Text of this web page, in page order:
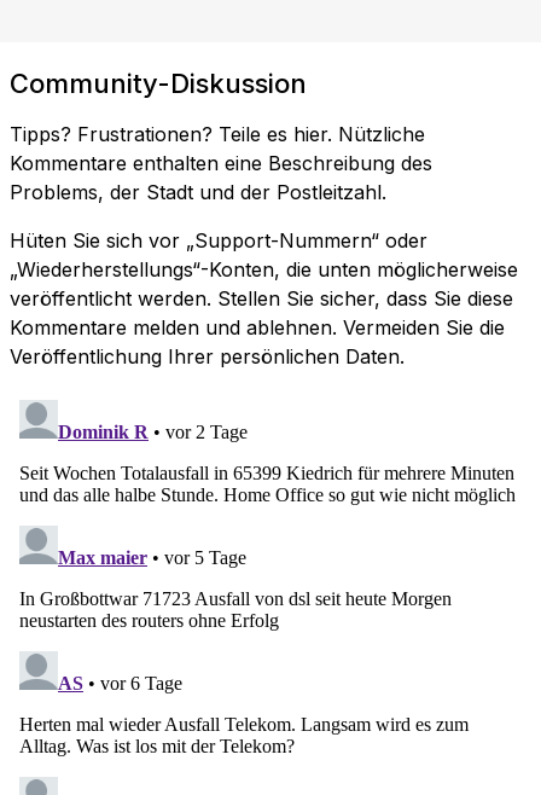
Community-Diskussion
Tipps? Frustrationen? Teile es hier. Nützliche
Kommentare enthalten eine Beschreibung des
Problems, der Stadt und der Postleitzahl.
Hüten Sie sich vor „Support-Nummern“ oder
„Wiederherstellungs“-Konten, die unten möglicherweise
veröffentlicht werden. Stellen Sie sicher, dass Sie diese
Kommentare melden und ablehnen. Vermeiden Sie die
Veröffentlichung Ihrer persönlichen Daten.